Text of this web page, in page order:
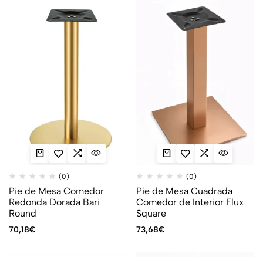
(0)
Pie de Mesa Comedor
Redonda Dorada Bari
Round
70,18€
(0)
Pie de Mesa Cuadrada
Comedor de Interior Flux
Square
73,68€